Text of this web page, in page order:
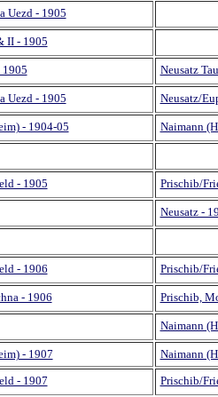
Uezd - 1905
II - 1905
1905 Neusatz
Uezd - 1905 Neusatz/
- 1904-05 Naimann
- 1905 Prischib/
Neusatz -
- 1906 Prischib/
- 1906 Prischib,
Naimann
- 1907
Naimann
- 1907
Prischib/